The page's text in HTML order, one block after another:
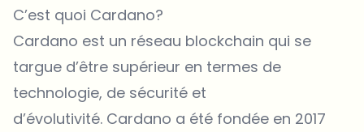
C’est quoi Cardano?
Cardano est un réseau blockchain qui se
targue d’être supérieur en termes de
technologie, de sécurité et
d’évolutivité. Cardano a été fondée en 2017